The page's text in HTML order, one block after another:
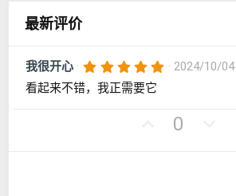
最新评价
我很开心
5
星
2024/10/04
看起来不错，我正需要它
好0